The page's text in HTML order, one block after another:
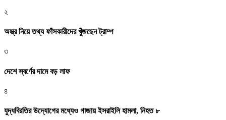
২
অস্ত্র নিয়ে তথ্য ফাঁসকারীদের খুঁজছেন ট্রাম্প
৩
দেশে স্বর্ণের দামে বড় লাফ
৪
যুদ্ধবিরতির উদ্যোগের মধ্যেও গাজায় ইসরাইলি হামলা, নিহত ৮